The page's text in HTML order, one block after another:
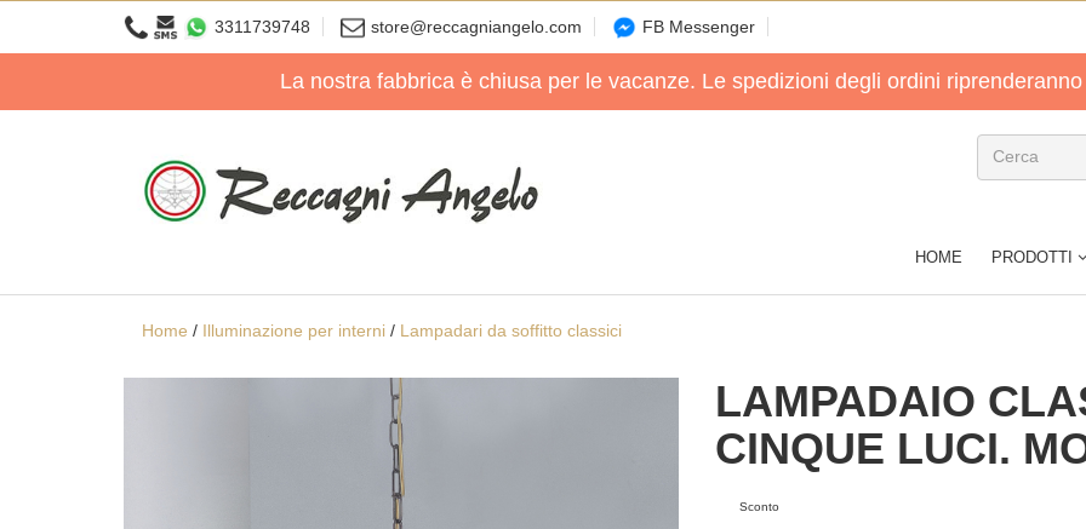
3311739748 store@reccagniangelo.com FB Messenger
La nostra fabbrica è chiusa per le vacanze. Le spedizioni degli ordini
HOME PRODOTTI
Home / Illuminazione per interni / Lampadari da soffitto classici
LAMPADAIO
CINQUE LUCI.
Sconto